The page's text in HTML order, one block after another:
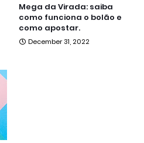
Mega da Virada: saiba
como funciona o bolão e
como apostar.
December 31, 2022